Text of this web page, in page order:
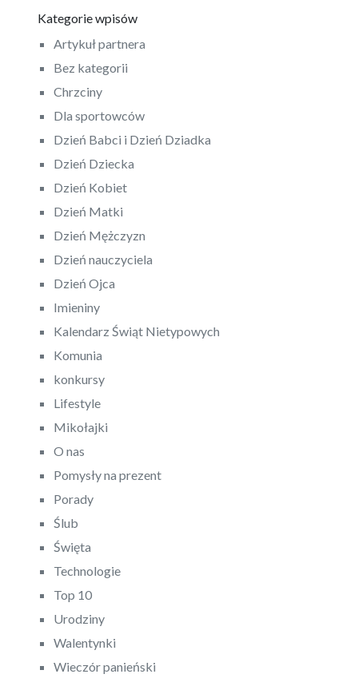
Kategorie wpisów
Artykuł partnera
Bez kategorii
Chrzciny
Dla sportowców
Dzień Babci i Dzień Dziadka
Dzień Dziecka
Dzień Kobiet
Dzień Matki
Dzień Mężczyzn
Dzień nauczyciela
Dzień Ojca
Imieniny
Kalendarz Świąt Nietypowych
Komunia
konkursy
Lifestyle
Mikołajki
O nas
Pomysły na prezent
Porady
Ślub
Święta
Technologie
Top 10
Urodziny
Walentynki
Wieczór panieński